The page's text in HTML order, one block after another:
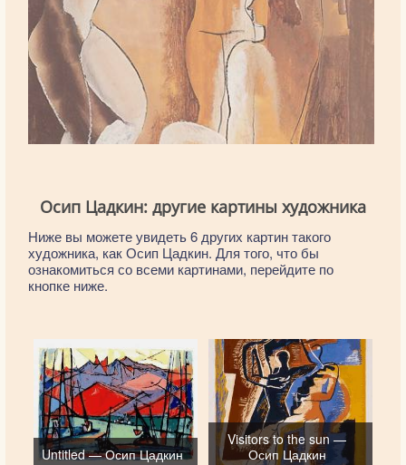
Осип Цадкин: другие картины художника
Ниже вы можете увидеть 6 других картин такого
художника, как Осип Цадкин. Для того, что бы
ознакомиться со всеми картинами, перейдите по
кнопке ниже.
Untitled — Осип Цадкин
Visitors to the sun —
Осип Цадкин